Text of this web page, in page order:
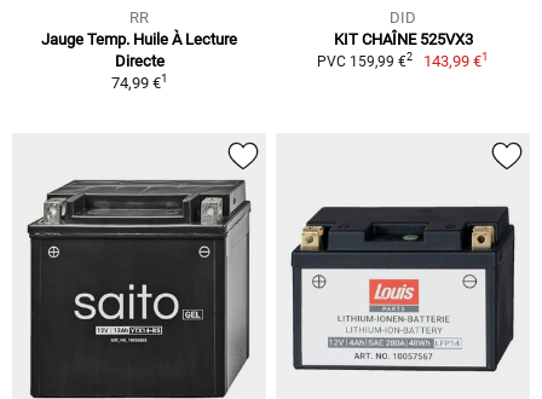
RR
Jauge Temp. Huile À Lecture
Directe
74,99 €1
DID
KIT CHAÎNE 525VX3
PVC 159,99 €2 143,99 €1